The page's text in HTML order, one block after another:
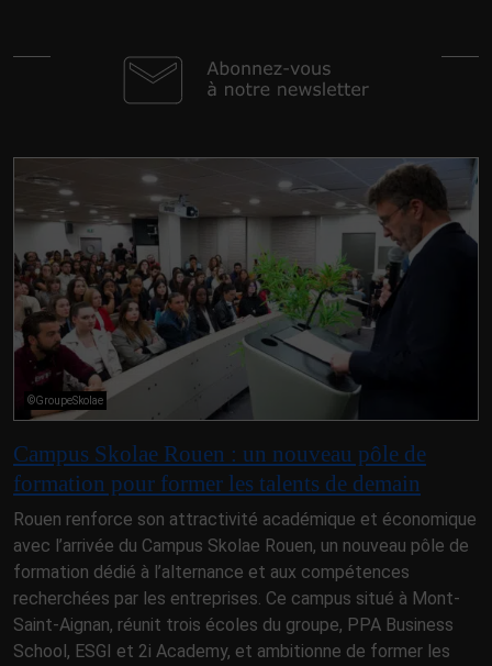
©GroupeSkolae
Campus Skolae Rouen : un nouveau pôle de
formation pour former les talents de demain
Rouen renforce son attractivité académique et économique
avec l’arrivée du Campus Skolae Rouen, un nouveau pôle de
formation dédié à l’alternance et aux compétences
recherchées par les entreprises. Ce campus situé à Mont-
Saint-Aignan, réunit trois écoles du groupe, PPA Business
School, ESGI et 2i Academy, et ambitionne de former les